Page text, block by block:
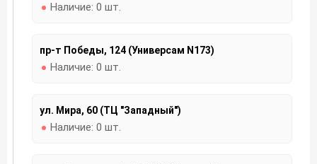
Наличие: 0 шт.
пр-т Победы, 124 (Универсам N173)
Наличие: 0 шт.
ул. Мира, 60 (ТЦ "Западный")
Наличие: 0 шт.